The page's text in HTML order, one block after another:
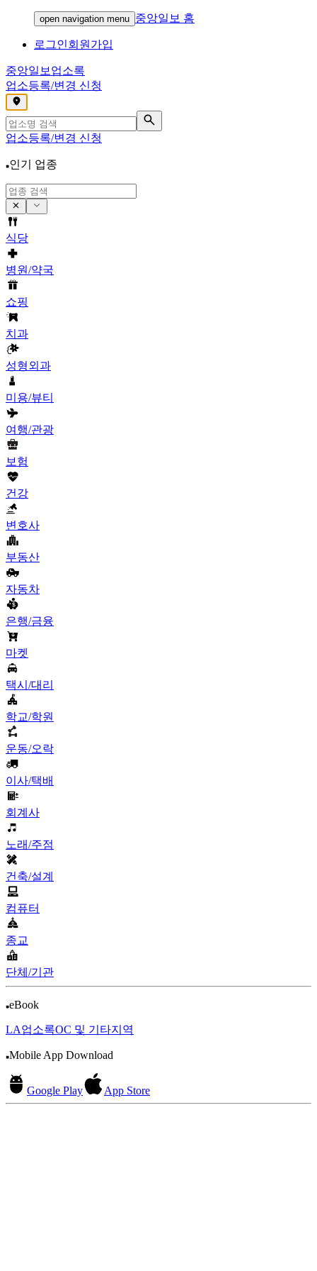
open navigation menu 중앙일보 홈
로그인회원가입
중앙일보 업소록
업소등록/변경 신청
,
업소등록/변경 신청
인기 업종
식당
병원/약국
쇼핑
치과
성형외과
미용/뷰티
여행/관광
보험
건강
변호사
부동산
자동차
은행/금융
마켓
택시/대리
학교/학원
운동/오락
이사/택배
회계사
노래/주점
건축/설계
컴퓨터
종교
단체/기관
eBook
LA업소록OC 및 기타지역
Mobile App Download
Google Play App Store